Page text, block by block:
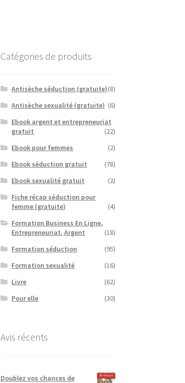
Catégories de produits
Antisèche séduction (gratuite)(8)
Antisèche sexualité (gratuite) (6)
Ebook argent et entrepreneuriat
gratuit
(22)
Ebook pour femmes
(2)
Ebook séduction gratuit
(78)
Ebook sexualité gratuit
(2)
Fiche récap séduction pour
femme (gratuite)
(4)
Formation Business En Ligne,
Entrepreneuriat, Argent
(18)
Formation séduction
(95)
Formation sexualité
(16)
Livre
(62)
Pour elle
(30)
Avis récents
Doublez vos chances de